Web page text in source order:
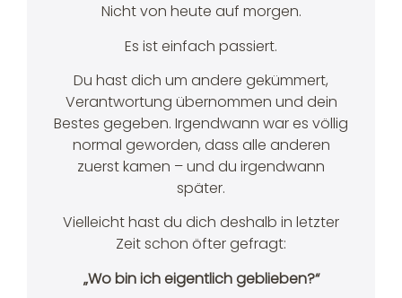
Nicht von heute auf morgen.
Es ist einfach passiert.
Du hast dich um andere gekümmert,
Verantwortung übernommen und dein
Bestes gegeben. Irgendwann war es völlig
normal geworden, dass alle anderen
zuerst kamen – und du irgendwann
später.
Vielleicht hast du dich deshalb in letzter
Zeit schon öfter gefragt:
„Wo bin ich eigentlich geblieben?“